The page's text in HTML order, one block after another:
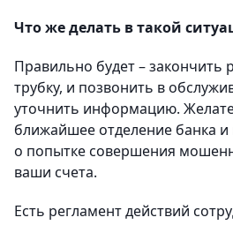
Что же делать в такой
Правильно будет – закончить
трубку, и позвонить в
уточнить информацию.
ближайшее отделение банка и
о попытке совершения
ваши счета.
Есть регламент действий